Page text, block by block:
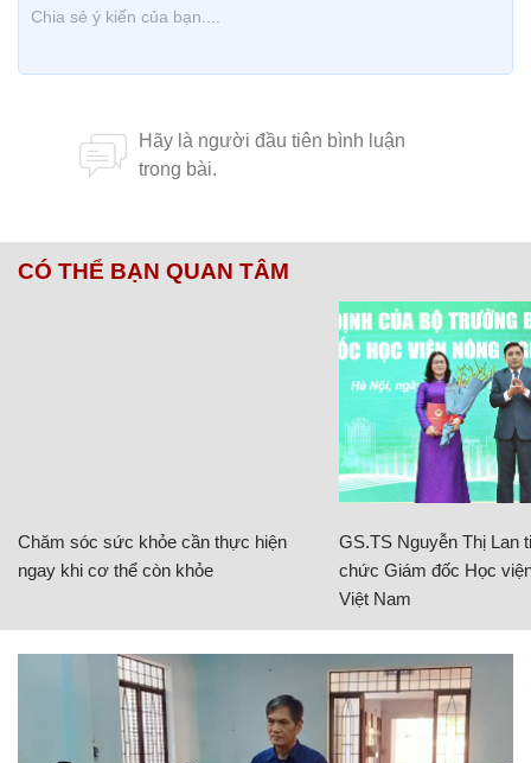
CÓ THỂ BẠN QUAN TÂM
Chăm sóc sức khỏe cần thực hiện
ngay khi cơ thể còn khỏe
GS.TS Nguyễn Thị Lan
chức Giám đốc Học
Việt Nam